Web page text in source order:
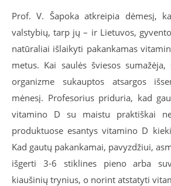
Prof. V. Šapoka atkreipia dėmesį,
valstybių, tarp jų – ir Lietuvos,
natūraliai išlaikyti pakankamas
metus. Kai saulės šviesos
organizme sukauptos atsargos
mėnesį. Profesorius priduria, kad
vitamino D su maistu praktiškai
produktuose esantys vitamino D
Kad gautų pakankamai, pavyzdžiui,
išgerti 3-6 stiklines pieno arba
kiaušinių trynius, o norint atstatyti